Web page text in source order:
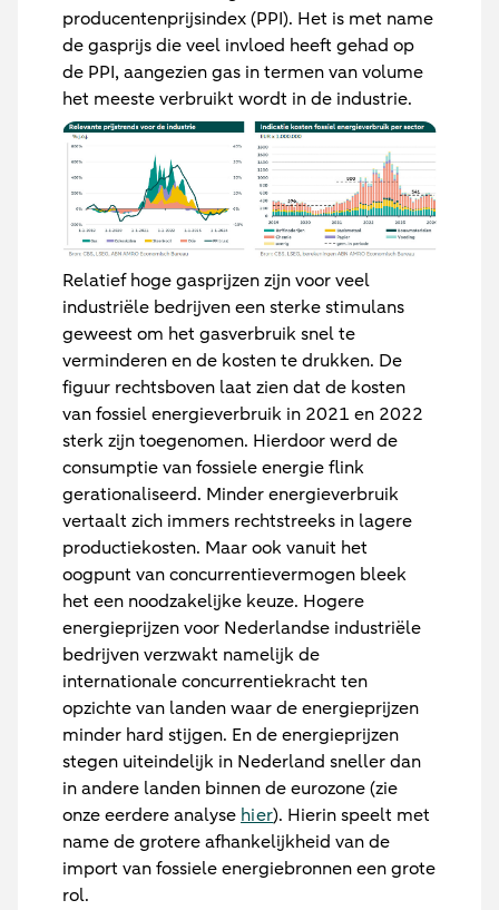
producentenprijsindex (PPI). Het is met name
de gasprijs die veel invloed heeft gehad op
de PPI, aangezien gas in termen van volume
het meeste verbruikt wordt in de industrie.
Relatief hoge gasprijzen zijn voor veel
industriële bedrijven een sterke stimulans
geweest om het gasverbruik snel te
verminderen en de kosten te drukken. De
figuur rechtsboven laat zien dat de kosten
van fossiel energieverbruik in 2021 en 2022
sterk zijn toegenomen. Hierdoor werd de
consumptie van fossiele energie flink
gerationaliseerd. Minder energieverbruik
vertaalt zich immers rechtstreeks in lagere
productiekosten. Maar ook vanuit het
oogpunt van concurrentievermogen bleek
het een noodzakelijke keuze. Hogere
energieprijzen voor Nederlandse industriële
bedrijven verzwakt namelijk de
internationale concurrentiekracht ten
opzichte van landen waar de energieprijzen
minder hard stijgen. En de energieprijzen
stegen uiteindelijk in Nederland sneller dan
in andere landen binnen de eurozone (zie
onze eerdere analyse hier). Hierin speelt met
name de grotere afhankelijkheid van de
import van fossiele energiebronnen een grote
rol.